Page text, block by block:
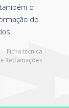
Ficha técnica
Reclamações
o
do